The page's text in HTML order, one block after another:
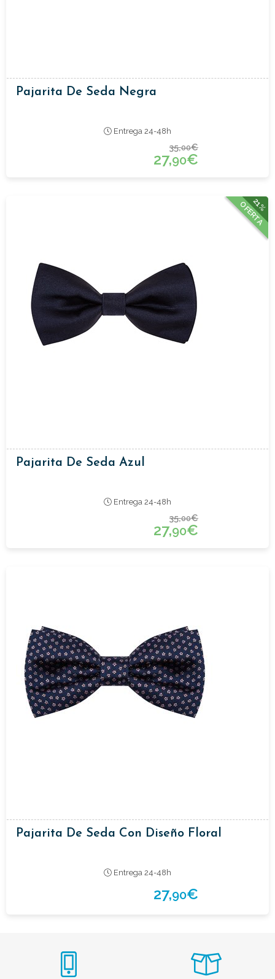
Pajarita De Seda Negra
Entrega 24-48h
35,00€
27,90€
21%
OFERTA
Pajarita De Seda Azul
Entrega 24-48h
35,00€
27,90€
Pajarita De Seda Con Diseño Floral
Entrega 24-48h
27,90€